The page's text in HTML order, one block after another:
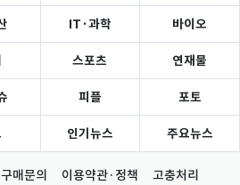
IT·과학 바이오
스포츠 연재물
피플 포토
인기뉴스 주요뉴스
매문의 이용약관·정책 고충처리